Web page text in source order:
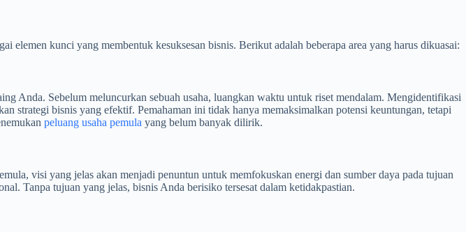
kunci yang membentuk kesuksesan bisnis. Berikut adalah beberapa area yang harus dikuasai:
Anda. Sebelum meluncurkan sebuah usaha, luangkan waktu untuk riset mendalam. Mengidentifikasi
strategi bisnis yang efektif. Pemahaman ini tidak hanya memaksimalkan potensi keuntungan, tetapi
peluang usaha pemula yang belum banyak dilirik.
visi yang jelas akan menjadi penuntun untuk memfokuskan energi dan sumber daya pada tujuan
Tanpa tujuan yang jelas, bisnis Anda berisiko tersesat dalam ketidakpastian.